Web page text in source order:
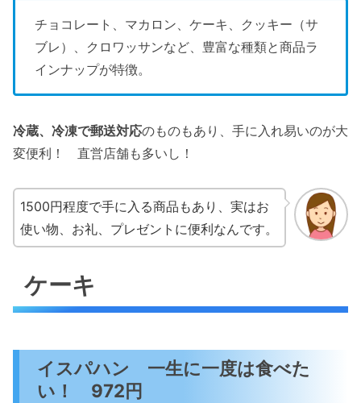
チョコレート、マカロン、ケーキ、クッキー（サ
ブレ）、クロワッサンなど、豊富な種類と商品ラ
インナップが特徴。
冷蔵、冷凍で郵送対応のものもあり、手に入れ易いのが大
変便利！ 直営店舗も多いし！
1500円程度で手に入る商品もあり、実はお
使い物、お礼、プレゼントに便利なんです。
ケーキ
イスパハン 一生に一度は食べた
い！ 972円